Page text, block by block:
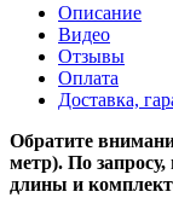
Описание
Видео
Отзывы
Оплата
Доставка,
Обратите
метр). По
длины и